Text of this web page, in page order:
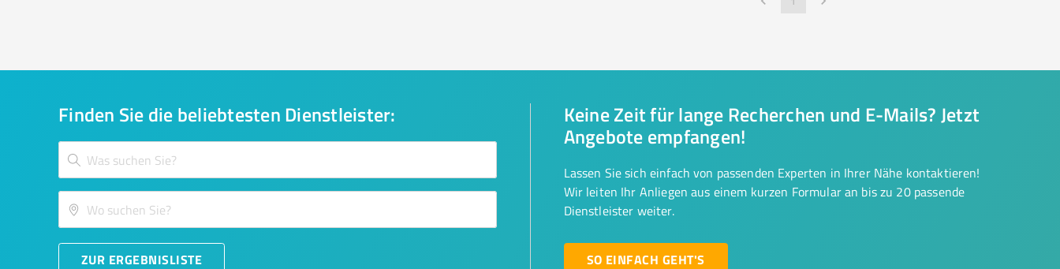
Finden Sie die beliebtesten Dienstleister:
ZUR ERGEBNISLISTE
Keine Zeit für lange Recherchen und E-Mails? Jetzt
Angebote empfangen!
Lassen Sie sich einfach von passenden Experten in Ihrer Nähe kontaktieren!
Wir leiten Ihr Anliegen aus einem kurzen Formular an bis zu 20 passende
Dienstleister weiter.
SO EINFACH GEHT'S